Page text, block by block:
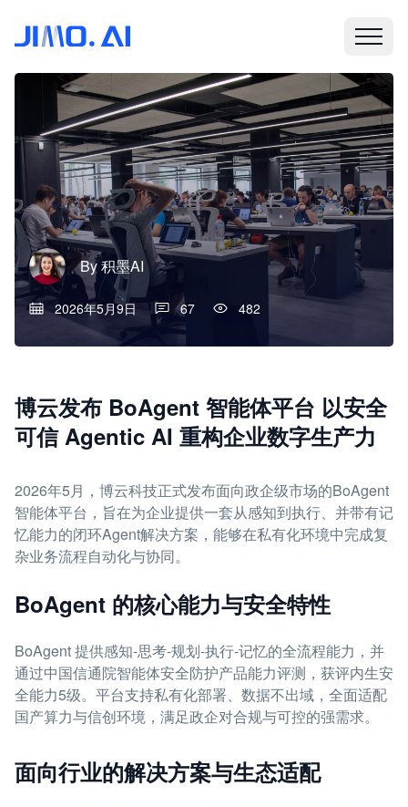
By积墨AI
2026年5月9日 67 482
博云发布 BoAgent 智能体平台 以安全
可信 Agentic AI 重构企业数字生产力
2026年5月，博云科技正式发布面向政企级市场的BoAgent
智能体平台，旨在为企业提供一套从感知到执行、并带有记
忆能力的闭环Agent解决方案，能够在私有化环境中完成复
杂业务流程自动化与协同。
BoAgent 的核心能力与安全特性
BoAgent 提供感知-思考-规划-执行-记忆的全流程能力，并
通过中国信通院智能体安全防护产品能力评测，获评内生安
全能力5级。平台支持私有化部署、数据不出域，全面适配
国产算力与信创环境，满足政企对合规与可控的强需求。
面向行业的解决方案与生态适配